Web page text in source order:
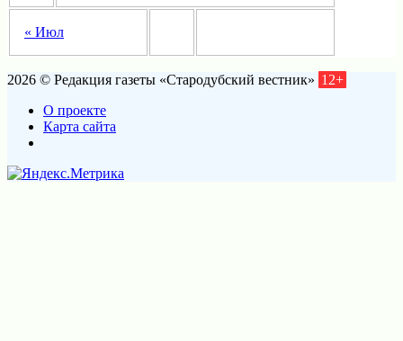
« Июл
2026 © Редакция газеты «Стародубский вестник» 12+
О проекте
Карта сайта